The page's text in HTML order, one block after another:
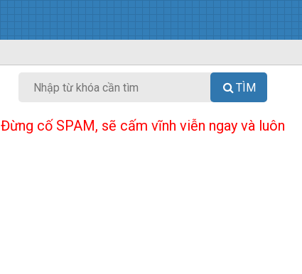
TÌM
Đừng cố SPAM, sẽ cấm vĩnh viễn ngay và luôn